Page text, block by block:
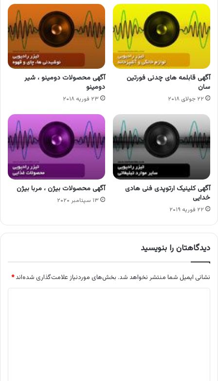
آگهی قابلمه های چدنی فورتین
سان
۲۲ جولای ۲۰۱۸
آگهی محصولات دومینو ، شیر
دومینو
۲۳ فوریه ۲۰۱۸
آگهی کلینیک ارتوپدی فنی هادی
خدایی
۲۲ فوریه ۲۰۱۹
آگهی محصولات بیژن ، مربا بیژن
۱۳ سپتامبر ۲۰۲۰
دیدگاهتان را بنویسید
نشانی ایمیل شما منتشر نخواهد شد. بخش‌های موردنیاز علامت‌گذاری شده‌اند*